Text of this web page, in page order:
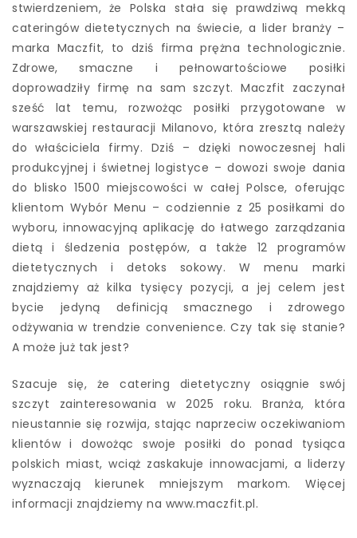
stwierdzeniem, że Polska stała się prawdziwą mekką
cateringów dietetycznych na świecie, a lider branży –
marka Maczfit, to dziś firma prężna technologicznie.
Zdrowe, smaczne i pełnowartościowe posiłki
doprowadziły firmę na sam szczyt. Maczfit zaczynał
sześć lat temu, rozwożąc posiłki przygotowane w
warszawskiej restauracji Milanovo, która zresztą należy
do właściciela firmy. Dziś – dzięki nowoczesnej hali
produkcyjnej i świetnej logistyce – dowozi swoje dania
do blisko 1500 miejscowości w całej Polsce, oferując
klientom Wybór Menu – codziennie z 25 posiłkami do
wyboru, innowacyjną aplikację do łatwego zarządzania
dietą i śledzenia postępów, a także 12 programów
dietetycznych i detoks sokowy. W menu marki
znajdziemy aż kilka tysięcy pozycji, a jej celem jest
bycie jedyną definicją smacznego i zdrowego
odżywania w trendzie convenience. Czy tak się stanie?
A może już tak jest?
Szacuje się, że catering dietetyczny osiągnie swój
szczyt zainteresowania w 2025 roku. Branża, która
nieustannie się rozwija, stając naprzeciw oczekiwaniom
klientów i dowożąc swoje posiłki do ponad tysiąca
polskich miast, wciąż zaskakuje innowacjami, a liderzy
wyznaczają kierunek mniejszym markom. Więcej
informacji znajdziemy na www.maczfit.pl.